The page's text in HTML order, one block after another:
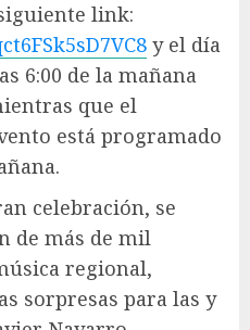
link:
y el día
6:00 de la mañana
que el
está programado
celebración, se
de más de mil
regional,
sorpresas para las y